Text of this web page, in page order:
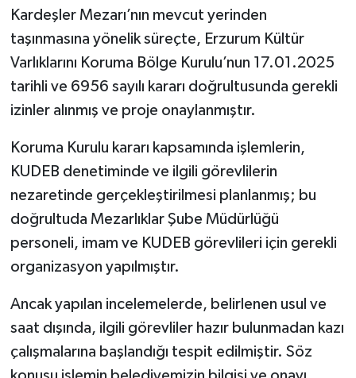
Kardeşler Mezarı’nın mevcut yerinden
taşınmasına yönelik süreçte, Erzurum Kültür
Varlıklarını Koruma Bölge Kurulu’nun 17.01.2025
tarihli ve 6956 sayılı kararı doğrultusunda gerekli
izinler alınmış ve proje onaylanmıştır.
Koruma Kurulu kararı kapsamında işlemlerin,
KUDEB denetiminde ve ilgili görevlilerin
nezaretinde gerçekleştirilmesi planlanmış; bu
doğrultuda Mezarlıklar Şube Müdürlüğü
personeli, imam ve KUDEB görevlileri için gerekli
organizasyon yapılmıştır.
Ancak yapılan incelemelerde, belirlenen usul ve
saat dışında, ilgili görevliler hazır bulunmadan kazı
çalışmalarına başlandığı tespit edilmiştir. Söz